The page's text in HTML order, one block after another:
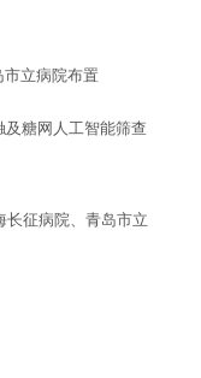
立病院布置
糖网人工智能筛查
征病院、青岛市立